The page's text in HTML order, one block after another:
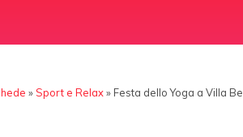
»Sport e Relax» Festa dello Yoga a Villa